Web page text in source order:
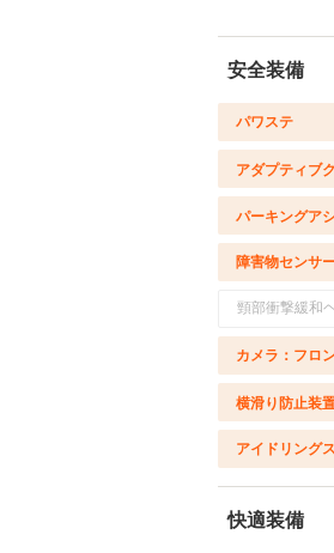
安全装備
パワステ
アダプティブ
パーキングア
障害物センサ
頸部衝撃緩和
カメラ：フロ
横滑り防止装
アイドリング
快適装備